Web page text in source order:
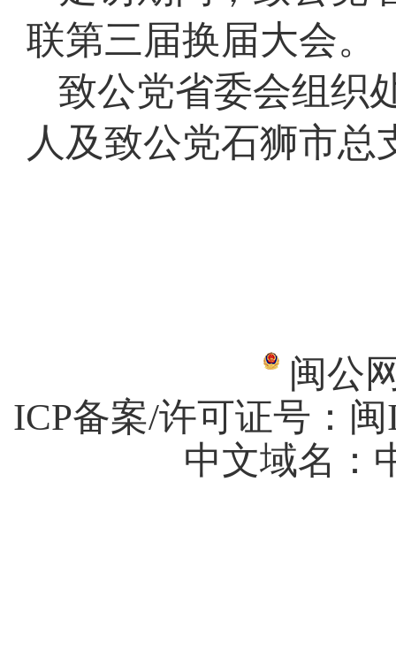
联第三届换届大会。
致公党省委会组织
人及致公党石狮市
闽公
ICP备案/许可证号： 闽
中文域名：